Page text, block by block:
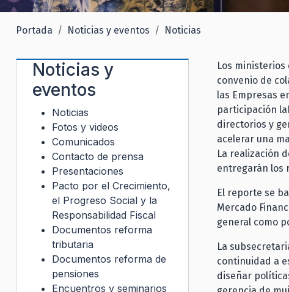
Portada Noticias y eventos Noticias
Los ministerios
convenio de
las Empresas
participación
directorios y
acelerar una
La realización
entregarán los
El reporte se
Mercado
general como
La
continuidad a
diseñar
Noticias y
eventos
Noticias
Fotos y videos
Comunicados
Contacto de prensa
Presentaciones
Pacto por el Crecimiento,
el Progreso Social y la
Responsabilidad Fiscal
Documentos reforma
tributaria
Documentos reforma de
pensiones
Encuentros y seminarios